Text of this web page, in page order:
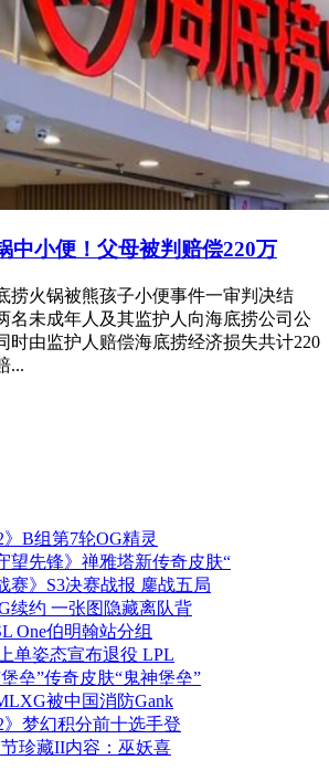
中小便！父母被判赔偿220万
捞火锅被熊孩子小便事件一审判决结
名未成年人及其监护人向海底捞公司公
时由监护人赔偿海底捞经济损失共计220
...
B组第7轮OG精灵
望先锋》禅雅塔新传奇皮肤“
赛》S3决赛战报 鏖战五局
续约 一张图隐藏离队背
One伯明翰站分组
单姿态宣布退役 LPL
堡垒”传奇皮肤“鬼神堡垒”
被中国消防Gank
梦幻积分前十选手登
节珍藏II内容：巫妖喜